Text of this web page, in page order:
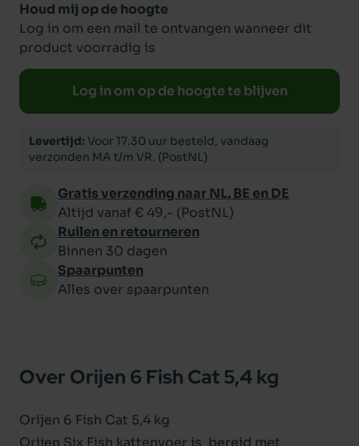
Houd mij op de hoogte
Log in om een mail te ontvangen wanneer dit
product voorradig is
Log in om op de hoogte te blijven
Levertijd: Voor 17.30 uur besteld, vandaag
verzonden MA t/m VR. (PostNL)
Gratis verzending naar NL, BE en DE
Altijd vanaf € 49,- (PostNL)
Ruilen en retourneren
Binnen 30 dagen
Spaarpunten
Alles over spaarpunten
Over Orijen 6 Fish Cat 5,4 kg
Orijen 6 Fish Cat 5,4 kg
Orijen Six Fish kattenvoer is bereid met